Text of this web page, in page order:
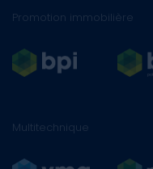
Promotion immobilière
Multitechnique